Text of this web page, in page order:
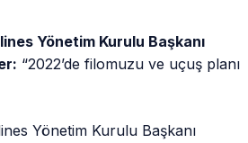
Yönetim Kurulu Başkanı
“2022’de filomuzu ve uçuş planı
Yönetim Kurulu Başkanı